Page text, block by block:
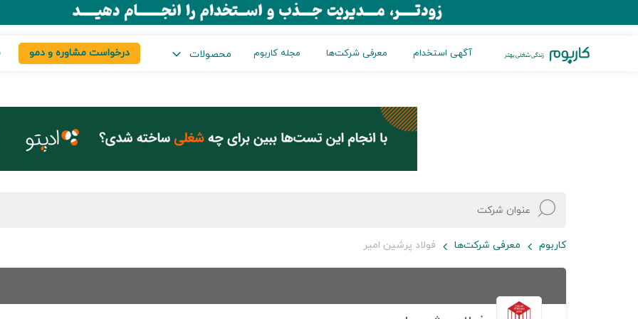
آگهی استخدام معرفی شرکت‌ها مجله کاربوم محصولات درخواست مشاوره و دمو
کاربوم معرفی شرکت‌ها فولاد پرشین امیر